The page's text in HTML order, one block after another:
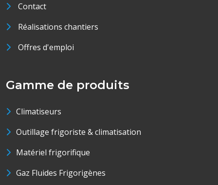
Contact
Réalisations chantiers
Offres d'emploi
Gamme de produits
Climatiseurs
Outillage frigoriste & climatisation
Matériel frigorifique
Gaz Fluides Frigorigènes